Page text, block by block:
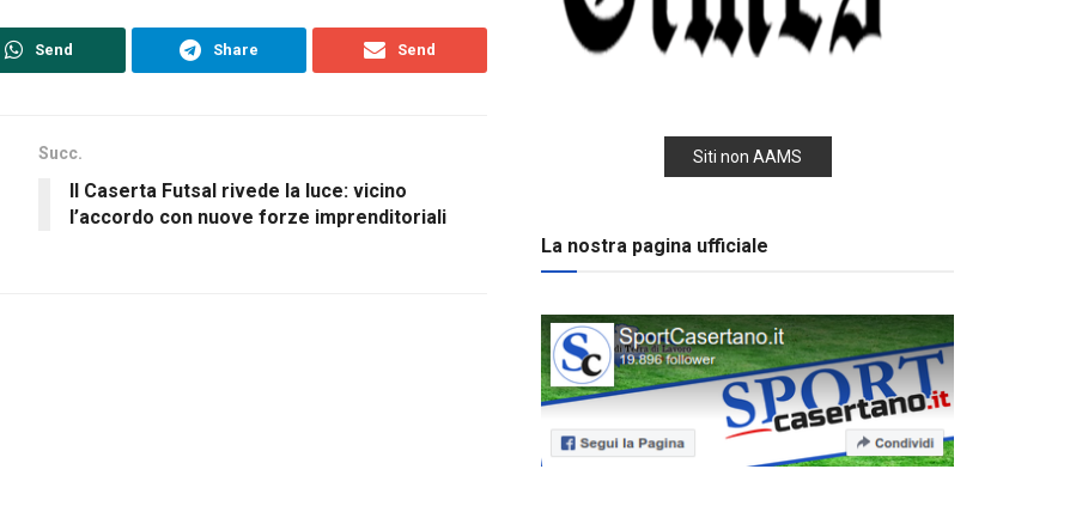
Send Share Send
Succ.
Il Caserta Futsal rivede la luce: vicino
l’accordo con nuove forze imprenditoriali
Siti non AAMS
La nostra pagina ufficiale